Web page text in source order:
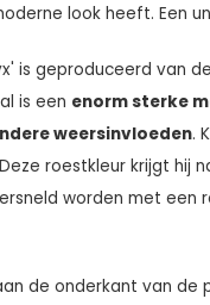
look heeft. Een
is geproduceerd van de
is een enorm sterke
weersinvloeden.
roestkleur krijgt hij
worden met een
de onderkant van de